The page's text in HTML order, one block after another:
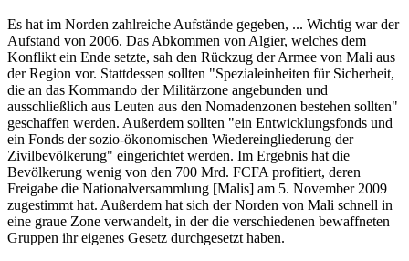
Es hat im Norden zahlreiche Aufstände gegeben, ... Wichtig war der
Aufstand von 2006. Das Abkommen von Algier, welches dem
Konflikt ein Ende setzte, sah den Rückzug der Armee von Mali aus
der Region vor. Stattdessen sollten "Spezialeinheiten für Sicherheit,
die an das Kommando der Militärzone angebunden und
ausschließlich aus Leuten aus den Nomadenzonen bestehen sollten"
geschaffen werden. Außerdem sollten "ein Entwicklungsfonds und
ein Fonds der sozio-ökonomischen Wiedereingliederung der
Zivilbevölkerung" eingerichtet werden. Im Ergebnis hat die
Bevölkerung wenig von den 700 Mrd. FCFA profitiert, deren
Freigabe die Nationalversammlung [Malis] am 5. November 2009
zugestimmt hat. Außerdem hat sich der Norden von Mali schnell in
eine graue Zone verwandelt, in der die verschiedenen bewaffneten
Gruppen ihr eigenes Gesetz durchgesetzt haben.